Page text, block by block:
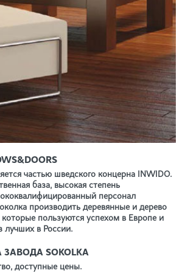
частью шведского концерна INWIDO.
база, высокая степень
персонал
производить деревянные и дерево
пользуются успехом в Европе и
лучших в России.
SOKOLKA
доступные цены.